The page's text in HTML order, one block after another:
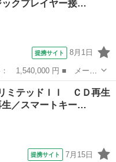
クプレイヤー接…
提携サイト 8月1日
ルファ ■ グレード名：
プレイヤー接続可 バッ
ミテッドＩＩ ＣＤ再生
生／スマートキー…
提携サイト 7月15日